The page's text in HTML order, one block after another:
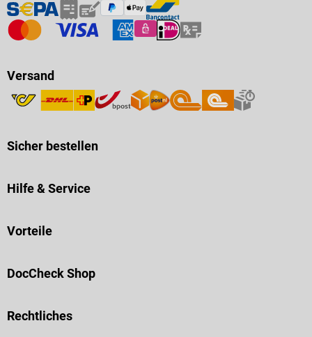
Versand
Sicher bestellen
Hilfe & Service
Vorteile
DocCheck Shop
Rechtliches